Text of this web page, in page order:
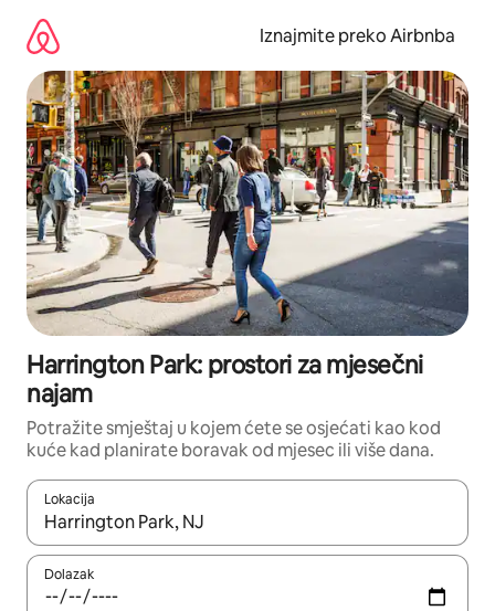
sadržaj
Iznajmite preko Airbnba
Harrington Park: prostori za mjesečni
najam
Potražite smještaj u kojem ćete se osjećati kao kod
kuće kad planirate boravak od mjesec ili više dana.
Lokacija
Kada budu dostupni rezultati, moći ćete ih pregledati
Dolazak